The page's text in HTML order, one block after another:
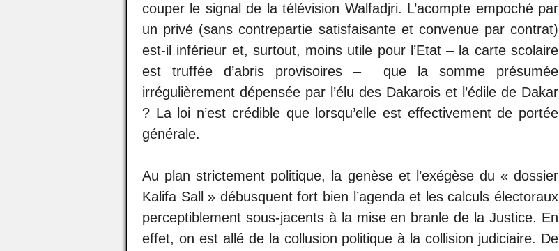
couper le signal de la télévision Walfadjri. L’acompte empoché par
un privé (sans contrepartie satisfaisante et convenue par contrat)
est-il inférieur et, surtout, moins utile pour l’Etat – la carte scolaire
est truffée d’abris provisoires – que la somme présumée
irrégulièrement dépensée par l’élu des Dakarois et l’édile de Dakar
? La loi n’est crédible que lorsqu’elle est effectivement de portée
générale.
Au plan strictement politique, la genèse et l’exégèse du « dossier
Kalifa Sall » débusquent fort bien l’agenda et les calculs électoraux
perceptiblement sous-jacents à la mise en branle de la Justice. En
effet, on est allé de la collusion politique à la collision judiciaire. De